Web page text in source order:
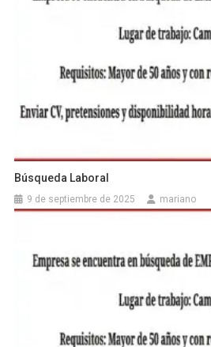
Búsqueda Laboral
9 de septiembre de 2025 mariano